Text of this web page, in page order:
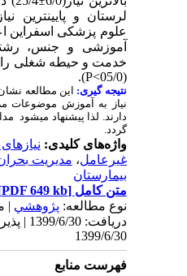
لرستان و پایین­ترین نیاز(2/1
علوم پزشکی اسفراین
آموزشی و جنس،
خدمت و حیطه شغلی
>
P
).
نتیجه گیری:این مطالعه نشان
نیاز به آموزش موضوعات
دارند . لذا پیشنهاد می­شود
­گردد.
واژه‌های کلیدی:نیازهای
غیرعامل،مدیریت بحران
بیمارستان
متن کامل[PDF 649 kb]
نوع مطالعه:پژوهشي|
1399/6/30
فهرست منابع